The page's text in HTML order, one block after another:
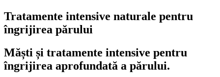
Tratamente intensive naturale pentru
îngrijirea părului
Măști și tratamente intensive pentru
îngrijirea aprofundată a părului.